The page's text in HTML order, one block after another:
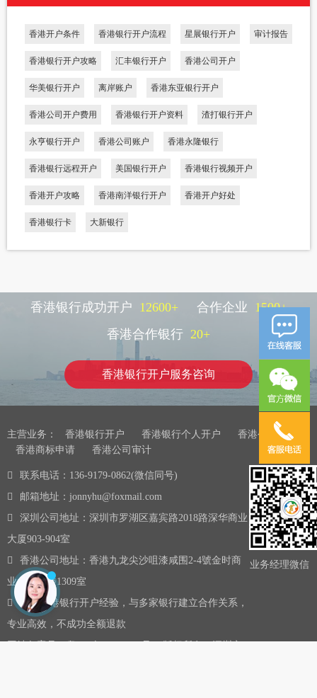
香港开户条件 香港银行开户流程 星展银行开户 审计报告
香港银行开户攻略 汇丰银行开户 香港公司开户
华美银行开户 离岸账户 香港东亚银行开户
香港公司开户费用 香港银行开户资料 渣打银行开户
永亨银行开户 香港公司账户 香港永隆银行
香港银行远程开户 美国银行开户 香港银行视频开户
香港开户攻略 香港南洋银行开户 香港开户好处
香港银行卡 大新银行
香港银行成功开户 12600+ 合作企业 1500+
香港合作银行 20+
香港银行开户服务咨询
主营业务： 香港银行开户 香港银行个人开户
香港公司注册
香港商标申请
香港公司审计
联系电话：136-9179-0862(微信同号)
邮箱地址：jonnyhu@foxmail.com
深圳公司地址：深圳市罗湖区嘉宾路2018路深华商业
大厦903-904室
香港公司地址：香港九龙尖沙咀漆咸围2-4號金时商
业大厦13楼1309室
10年香港银行开户经验，与多家银行建立合作关系，
专业高效，不成功全额退款
业务经理微信